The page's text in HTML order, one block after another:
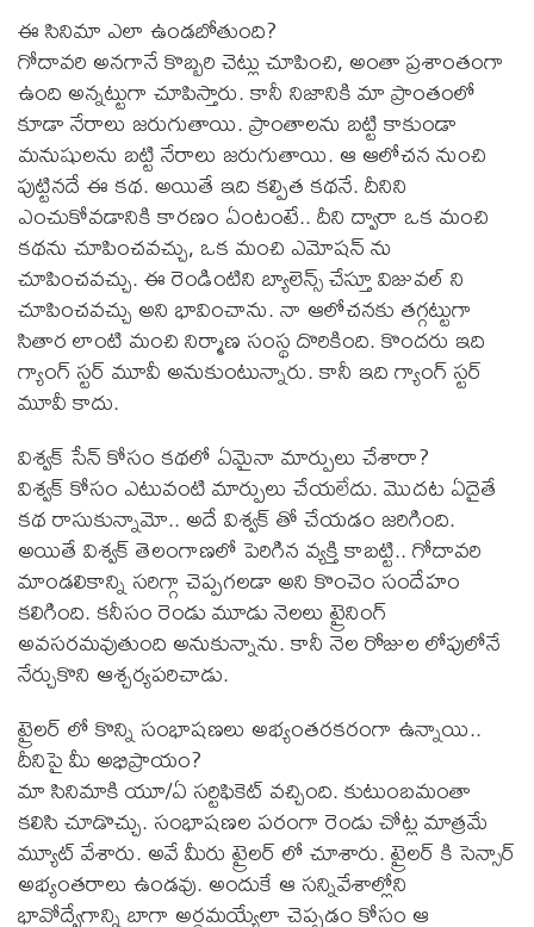
ఈ సినిమా ఎలా ఉండబోతుంది?
గోదావరి అనగానే కొబ్బరి చెట్లు చూపించి, అంతా ప్రశాంతంగా
ఉంది అన్నట్టుగా చూపిస్తారు. కానీ నిజానికి మా ప్రాంతంలో
కూడా నేరాలు జరుగుతాయి. ప్రాంతాలను బట్టి కాకుండా
మనుషులను బట్టి నేరాలు జరుగుతాయి. ఆ ఆలోచన నుంచి
పుట్టినదే ఈ కథ. అయితే ఇది కల్పిత కథనే. దీనిని
ఎంచుకోవడానికి కారణం ఏంటంటే.. దీని ద్వారా ఒక మంచి
కథను చూపించవచ్చు, ఒక మంచి ఎమోషన్ ను
చూపించవచ్చు. ఈ రెండింటిని బ్యాలెన్స్ చేస్తూ విజువల్ ని
చూపించవచ్చు అని భావించాను. నా ఆలోచనకు తగ్గట్టుగా
సితార లాంటి మంచి నిర్మాణ సంస్థ దొరికింది. కొందరు ఇది
గ్యాంగ్ స్టర్ మూవీ అనుకుంటున్నారు. కానీ ఇది గ్యాంగ్ స్టర్
మూవీ కాదు.
విశ్వక్ సేన్ కోసం కథలో ఏమైనా మార్పులు చేశారా?
విశ్వక్ కోసం ఎటువంటి మార్పులు చేయలేదు. మొదట ఏదైతే
కథ రాసుకున్నామో.. అదే విశ్వక్ తో చేయడం జరిగింది.
అయితే విశ్వక్ తెలంగాణలో పెరిగిన వ్యక్తి కాబట్టి.. గోదావరి
మాండలికాన్ని సరిగ్గా చెప్పగలడా అని కొంచెం సందేహం
కలిగింది. కనీసం రెండు మూడు నెలలు ట్రైనింగ్
అవసరమవుతుంది అనుకున్నాను. కానీ నెల రోజుల లోపులోనే
నేర్చుకొని ఆశ్చర్యపరిచాడు.
ట్రైలర్ లో కొన్ని సంభాషణలు అభ్యంతరకరంగా ఉన్నాయి..
దీనిపై మీ అభిప్రాయం?
మా సినిమాకి యూ/ఏ సర్టిఫికెట్ వచ్చింది. కుటుంబమంతా
కలిసి చూడొచ్చు. సంభాషణల పరంగా రెండు చోట్ల మాత్రమే
మ్యూట్ వేశారు. అవే మీరు ట్రైలర్ లో చూశారు. ట్రైలర్ కి సెన్సార్
అభ్యంతరాలు ఉండవు. అందుకే ఆ సన్నివేశాల్లోని
భావోద్వేగాన్ని బాగా అర్థమయ్యేలా చెప్పడం కోసం ఆ